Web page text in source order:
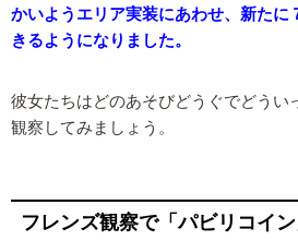
かいようエリア実装にあわせ、新たに
きるようになりました。
彼女たちはどのあそびどうぐでどうい
観察してみましょう。
フレンズ観察で「パビリコイ